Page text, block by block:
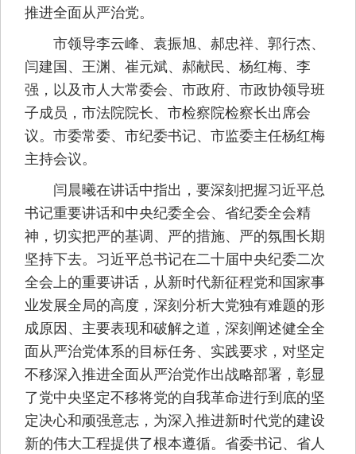
推进全面从严治党。
市领导李云峰、袁振旭、郝忠祥、郭行杰、
闫建国、王渊、崔元斌、郝献民、杨红梅、李
强，以及市人大常委会、市政府、市政协领导班
子成员，市法院院长、市检察院检察长出席会
议。市委常委、市纪委书记、市监委主任杨红梅
主持会议。
闫晨曦在讲话中指出，要深刻把握习近平总
书记重要讲话和中央纪委全会、省纪委全会精
神，切实把严的基调、严的措施、严的氛围长期
坚持下去。习近平总书记在二十届中央纪委二次
全会上的重要讲话，从新时代新征程党和国家事
业发展全局的高度，深刻分析大党独有难题的形
成原因、主要表现和破解之道，深刻阐述健全全
面从严治党体系的目标任务、实践要求，对坚定
不移深入推进全面从严治党作出战略部署，彰显
了党中央坚定不移将党的自我革命进行到底的坚
定决心和顽强意志，为深入推进新时代党的建设
新的伟大工程提供了根本遵循。省委书记、省人